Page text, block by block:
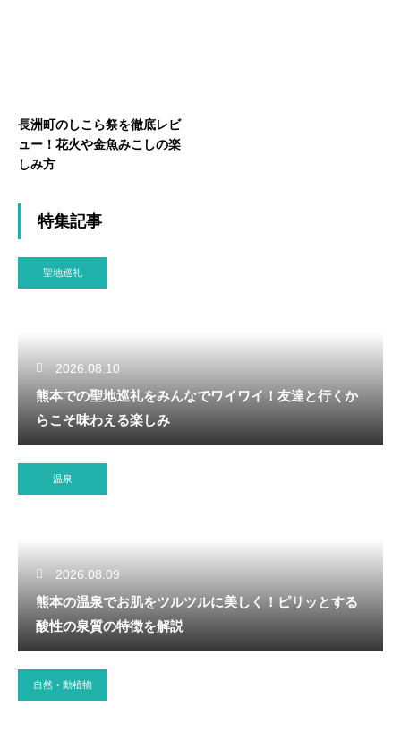
長洲町のしこら祭を徹底レビ
ュー！花火や金魚みこしの楽
しみ方
特集記事
聖地巡礼
2026.08.10
熊本での聖地巡礼をみんなでワイワイ！友達と行くか
らこそ味わえる楽しみ
温泉
2026.08.09
熊本の温泉でお肌をツルツルに美しく！ピリッとする
酸性の泉質の特徴を解説
自然・動植物